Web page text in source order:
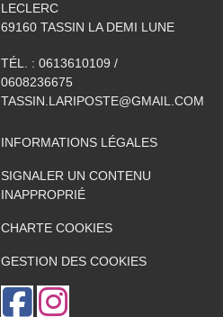
LECLERC
69160 TASSIN LA DEMI LUNE
TÉL. : 0613610109 /
0608236675
TASSIN.LARIPOSTE@GMAIL.COM
INFORMATIONS LÉGALES
SIGNALER UN CONTENU
INAPPROPRIÉ
CHARTE COOKIES
GESTION DES COOKIES